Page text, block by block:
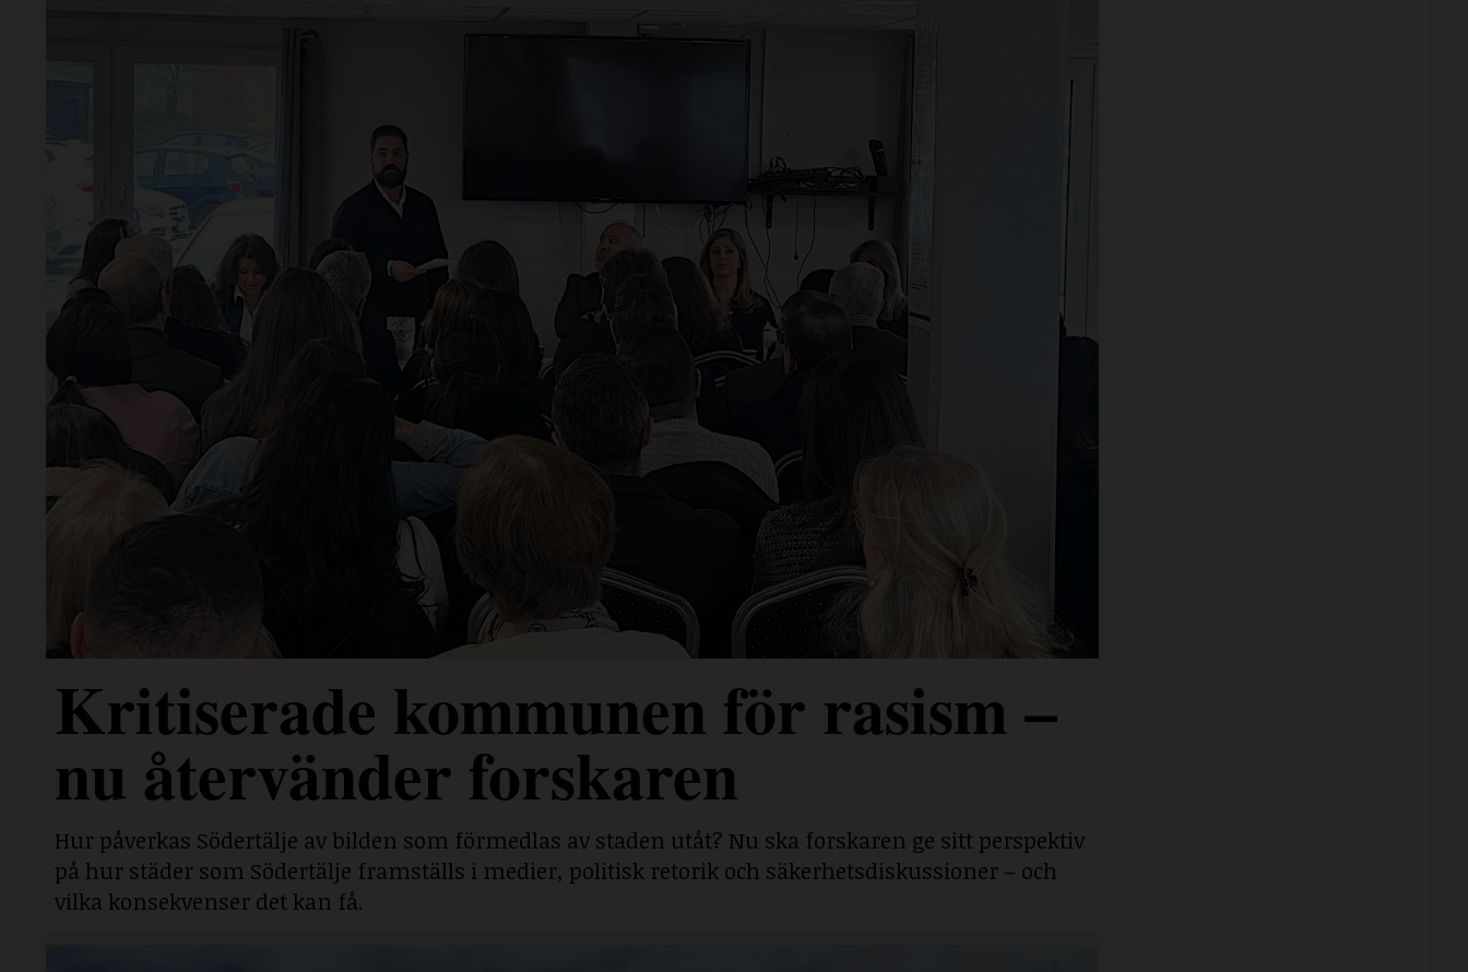
Kritiserade kommunen för rasism –
nu återvänder forskaren
Hur påverkas Södertälje av bilden som förmedlas av staden utåt? Nu ska forskaren ge sitt perspektiv
på hur städer som Södertälje framställs i medier, politisk retorik och säkerhetsdiskussioner – och
vilka konsekvenser det kan få.